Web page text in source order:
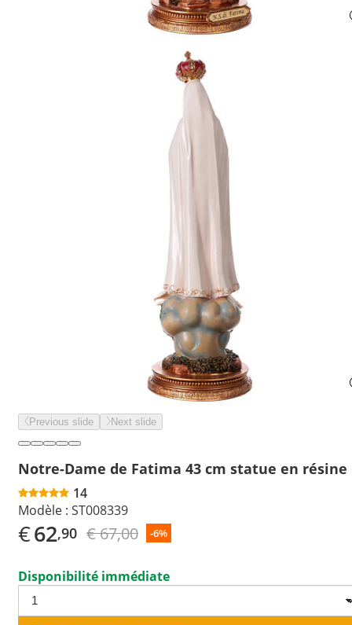
Previous slide Next slide
Notre-Dame de Fatima 43 cm statue en résine
14
Modèle : ST008339
€62,90 € 67,00 -6%
Disponibilité immédiate